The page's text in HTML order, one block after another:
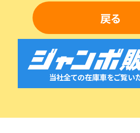
戻る
当社全ての在庫車をご覧いた